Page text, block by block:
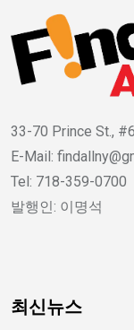
33-70 Prince St.,
E-Mail:
Tel: 718-359-0700
발행인: 이명석
최신뉴스